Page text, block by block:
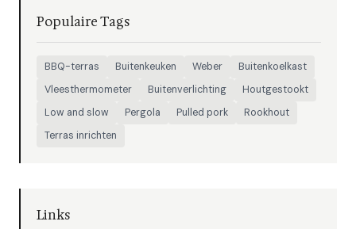
Populaire Tags
BBQ-terras Buitenkeuken Weber
Buitenkoelkast
Vleesthermometer
Buitenverlichting
Houtgestookt
Low and slow
Pergola Pulled pork
Rookhout
Terras inrichten
Links